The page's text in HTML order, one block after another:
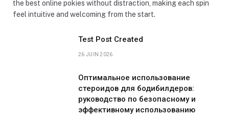
the best online pokies without distraction, making each spin
feel intuitive and welcoming from the start.
Test Post Created
26 JUIN 2026
Оптимальное использование
стероидов для бодибилдеров:
руководство по безопасному и
эффективному использованию